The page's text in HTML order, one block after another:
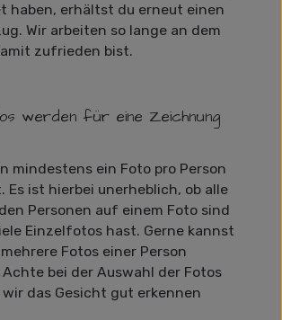
haben, erhältst du erneut einen
Wir arbeiten so lange an dem
zufrieden bist.
werden für eine Zeichnung
mindestens ein Foto pro Person
Es ist hierbei unerheblich, ob alle
Personen auf einem Foto sind
Einzelfotos hast. Gerne kannst
Fotos einer Person
bei der Auswahl der Fotos
das Gesicht gut erkennen